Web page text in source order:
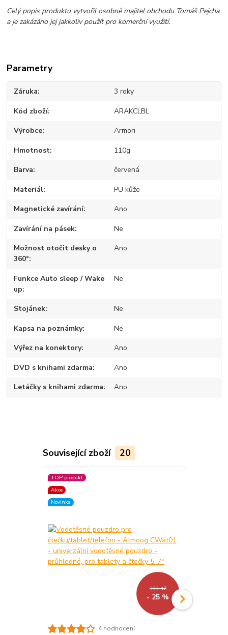
Celý popis produktu vytvořil osobně majitel obchodu Tomáš Pejcha
a je zakázáno jej jakkoliv použít pro komerční využití.
Parametry
Záruka 3 roky
Kód zboží ARAKCLBL
Výrobce Armori
Hmotnost 110g
Barva červená
Materiál PU kůže
Magnetické zavírání Ano
Zavírání na pásek Ne
Možnost otočit desky o
360°
Ano
Funkce Auto sleep / Wake
up
Ne
Stojánek Ne
Kapsa na poznámky Ne
Výřez na konektory Ano
DVD s knihami zdarma Ano
Letáčky s knihami zdarma Ano
Související zboží 20
TOP produkt
Akce
Novinka
399 Kč
- 25 %
4 hodnocení